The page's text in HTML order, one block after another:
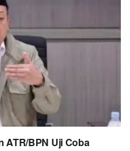
ATR/BPN Uji Coba